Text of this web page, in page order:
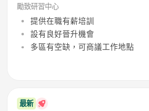
勵致研習中心
提供在職有薪培訓
設有良好晉升機會
多區有空缺，可商議工作地點
最新